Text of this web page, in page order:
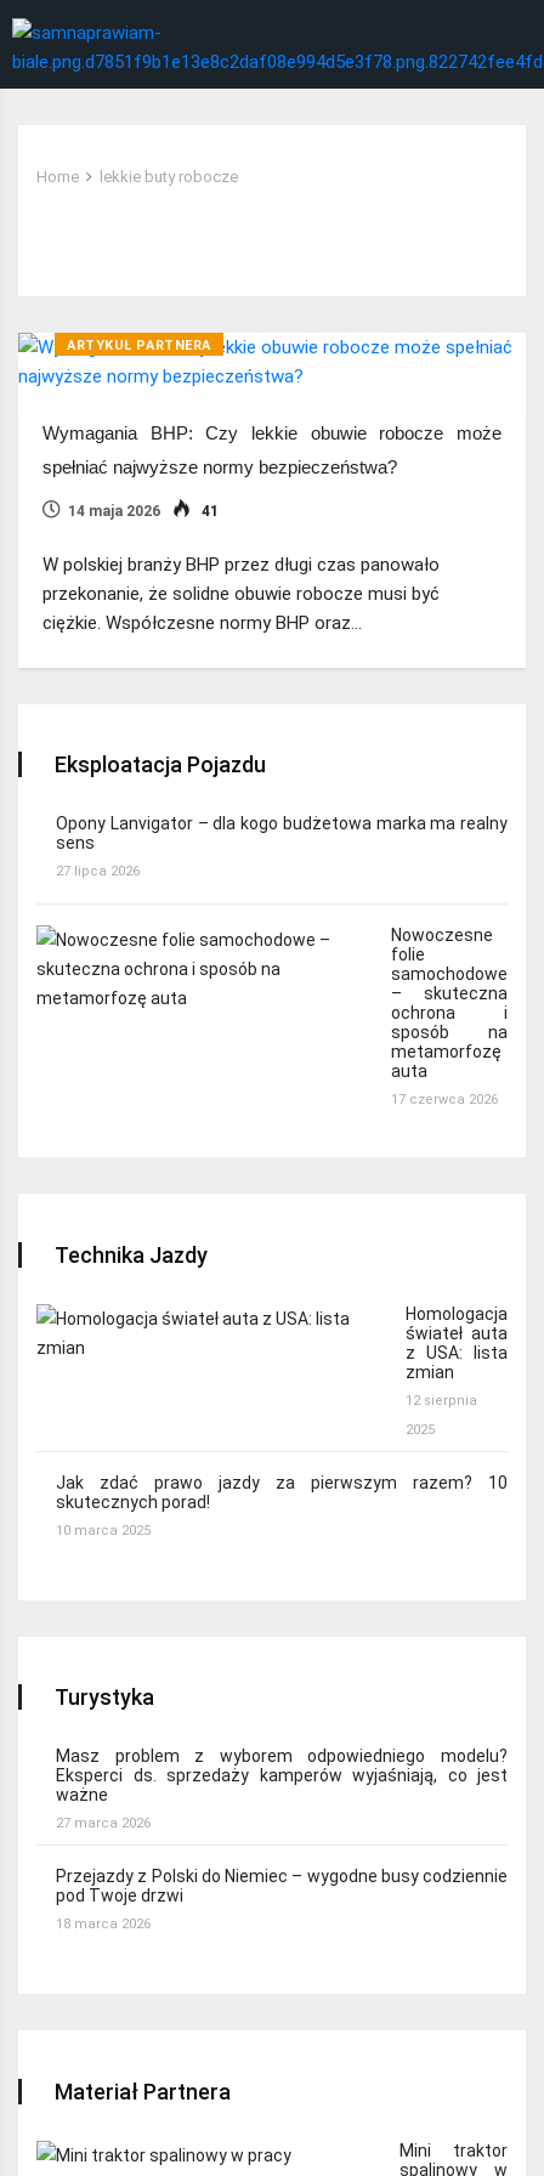
Home lekkie buty robocze
ARTYKUŁ PARTNERA
Wymagania BHP: Czy lekkie obuwie robocze może
spełniać najwyższe normy bezpieczeństwa?
14 maja 2026 41
W polskiej branży BHP przez długi czas panowało
przekonanie, że solidne obuwie robocze musi być
ciężkie. Współczesne normy BHP oraz…
Eksploatacja Pojazdu
Opony Lanvigator – dla kogo budżetowa marka ma realny
sens
27 lipca 2026
Nowoczesne
folie
samochodowe
– skuteczna
ochrona i
sposób na
metamorfozę
auta
17 czerwca 2026
Technika Jazdy
Homologacja
świateł auta
z USA: lista
zmian
12 sierpnia
2025
Jak zdać prawo jazdy za pierwszym razem? 10
skutecznych porad!
10 marca 2025
Turystyka
Masz problem z wyborem odpowiedniego modelu?
Eksperci ds. sprzedaży kamperów wyjaśniają, co jest
ważne
27 marca 2026
Przejazdy z Polski do Niemiec – wygodne busy codziennie
pod Twoje drzwi
18 marca 2026
Materiał Partnera
Mini traktor
spalinowy w